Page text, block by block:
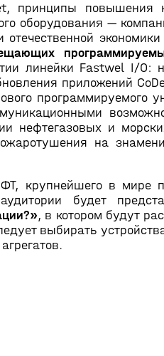
принципы повышения
оборудования —
линейки Fastwel I/O:
приложений
программируемого
нефтегазовых и
на
крупнейшего в мире
будет
, в котором будут
выбирать